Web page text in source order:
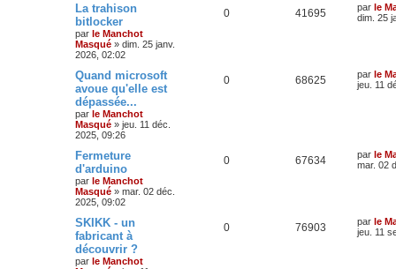
La trahison
bitlocker
par le Manchot
Masqué » dim. 25 janv.
2026, 02:02
0 41695 par le
dim. 25
Quand microsoft
avoue qu'elle est
dépassée...
par le Manchot
Masqué » jeu. 11 déc.
2025, 09:26
0 68625 par le
jeu. 11
Fermeture
d'arduino
par le Manchot
Masqué » mar. 02 déc.
2025, 09:02
0 67634 par le
mar. 02
SKIKK - un
fabricant à
découvrir ?
par le Manchot
0 76903 par le
jeu. 11